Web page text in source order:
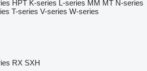
HPT K-series L-series MM MT N-series
T-series V-series W-series
RX SXH